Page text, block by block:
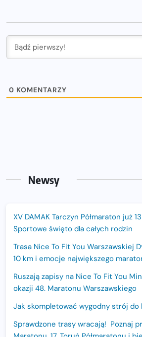
0 KOMENTARZY
Newsy
XV DAMAK Tarczyn Półmaraton już
Sportowe święto dla całych rodzin
Trasa Nice To Fit You Warszawskiej
10 km i emocje największego
Ruszają zapisy na Nice To Fit You
okazji 48. Maratonu Warszawskiego
Jak skompletować wygodny strój do
Sprawdzone trasy wracają! Poznaj